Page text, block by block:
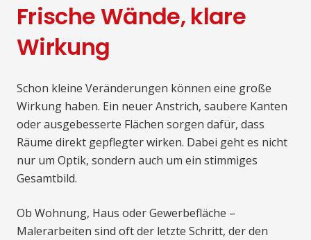
Frische Wände, klare
Wirkung
Schon kleine Veränderungen können eine große
Wirkung haben. Ein neuer Anstrich, saubere Kanten
oder ausgebesserte Flächen sorgen dafür, dass
Räume direkt gepflegter wirken. Dabei geht es nicht
nur um Optik, sondern auch um ein stimmiges
Gesamtbild.
Ob Wohnung, Haus oder Gewerbefläche –
Malerarbeiten sind oft der letzte Schritt, der den